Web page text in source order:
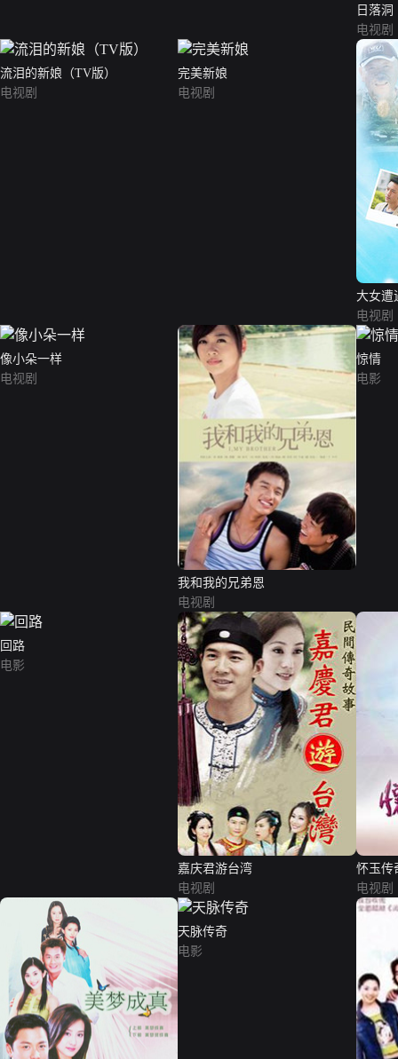
日落洞
电视剧
流泪的新娘（TV版）
电视剧
完美新娘
电视剧
大女遭
电视剧
像小朵一样
电视剧
我和我的兄弟恩
电视剧
惊情
电影
回路
电影
嘉庆君游台湾
电视剧
怀玉传
电视剧
天脉传奇
电影